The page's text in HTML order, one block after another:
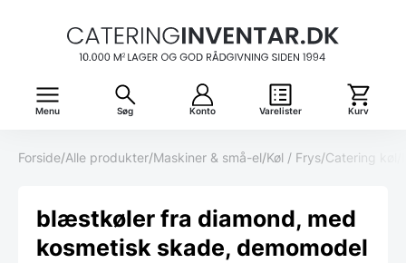
Menu Søg Konto Varelister Kurv
Forside/Alle produkter/Maskiner & små-el/Køl / Frys/Catering køl
blæstkøler fra diamond, med
kosmetisk skade, demomodel